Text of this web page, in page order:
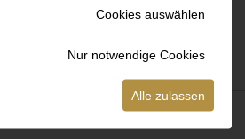
Cookies auswählen
Nur notwendige Cookies
Alle zulassen
(durchstochen)